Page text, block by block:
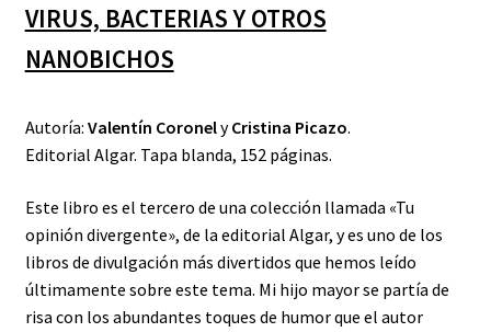
VIRUS, BACTERIAS Y OTROS
NANOBICHOS
Autoría: Valentín CoronelyCristina Picazo.
Editorial Algar. Tapa blanda, 152 páginas.
Este libro es el tercero de una colección llamada «Tu
opinión divergente», de la editorial Algar, y es uno de los
libros de divulgación más divertidos que hemos leído
últimamente sobre este tema. Mi hijo mayor se partía de
risa con los abundantes toques de humor que el autor